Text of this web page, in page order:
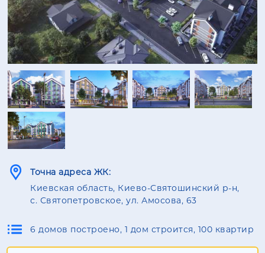
Точна адреса ЖК:
Киевская область, Киево-Святошинский р-н,
с. Святопетровское, ул. Амосова, 63
6 домов построено, 1 дом строится, 100 квартир